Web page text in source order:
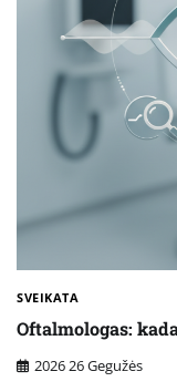
SVEIKATA
Oftalmologas:
2026 26 Gegužės